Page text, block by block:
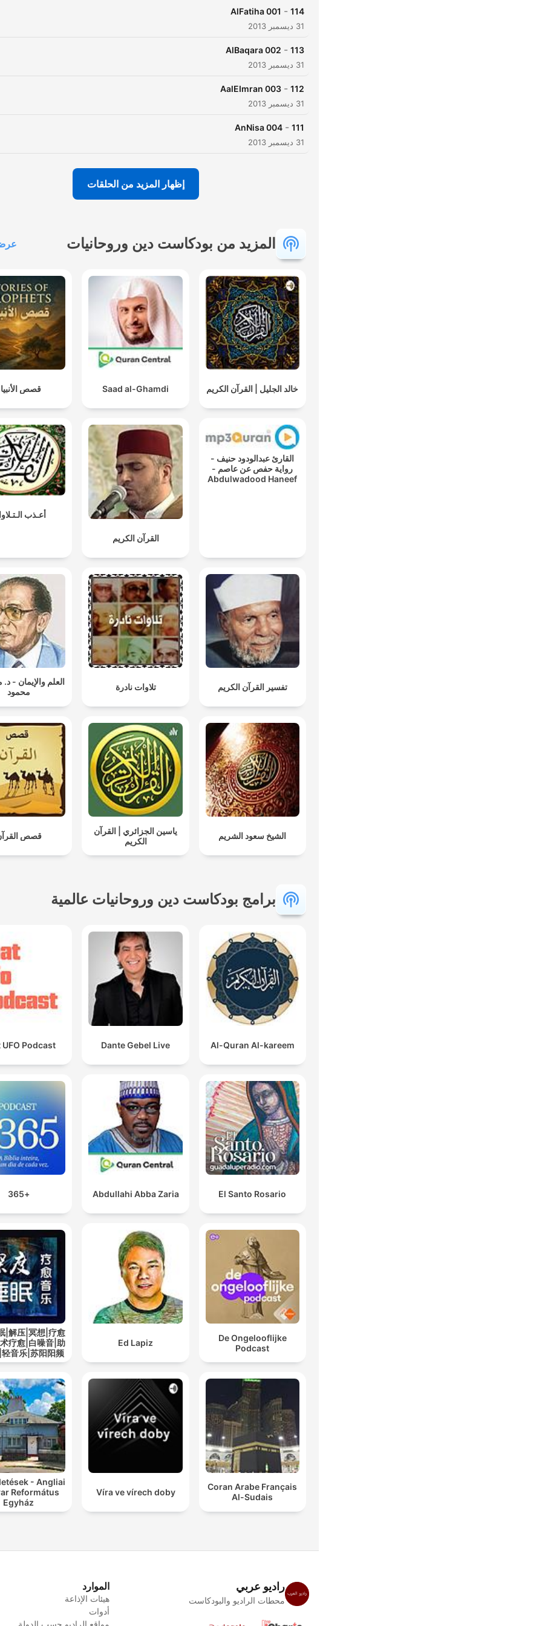
114
-
001 AlFatiha
31 ديسمبر 2013
113
-
002 AlBaqara
31 ديسمبر 2013
112
-
003 AalEImran
31 ديسمبر 2013
111
-
004 AnNisa
31 ديسمبر 2013
إظهار المزيد من الحلقات
المزيد من بودكاست دين وروحانيات
خالد الجليل | القرآن الكريم Saad al-Ghamdi قصص
القارئ عبدالودود حنيف -
رواية حفص عن عاصم -
Abdulwadood Haneef
القرآن الكريم
أعـذب
تفسير القرآن الكريم تلاوات نادرة
العلم والإيمان -
محمود
الشيخ سعود الشريم
ياسين الجزائري | القرآن
الكريم
قصص
برامج بودكاست دين وروحانيات عالمية
Al-Quran Al-kareem
Dante Gebel Live
UFO Podcast
El Santo Rosario
Abdullahi Abba Zaria
+365
De Ongelooflijke
Podcast
Ed Lapiz
|解压|冥想|疗愈
疗愈|白噪音|助
音乐|苏阳阳频
道
Coran Arabe Français
Al-Sudais
Víra ve vírech doby
- Angliai
Református
Egyház
راديو عربي
محطات الراديو والبودكاست
الموارد
هيئات الإذاعة
أدوات
مواقع الراديو حسب الدولة